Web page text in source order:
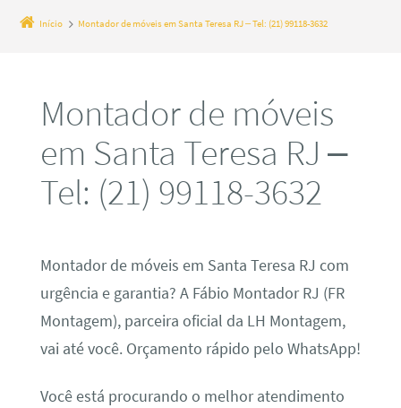
Início Montador de móveis em Santa Teresa RJ – Tel: (21) 99118-3632
Montador de móveis
em Santa Teresa RJ –
Tel: (21) 99118-3632
Montador de móveis em Santa Teresa RJ com
urgência e garantia? A Fábio Montador RJ (FR
Montagem), parceira oficial da LH Montagem,
vai até você. Orçamento rápido pelo WhatsApp!
Você está procurando o melhor atendimento